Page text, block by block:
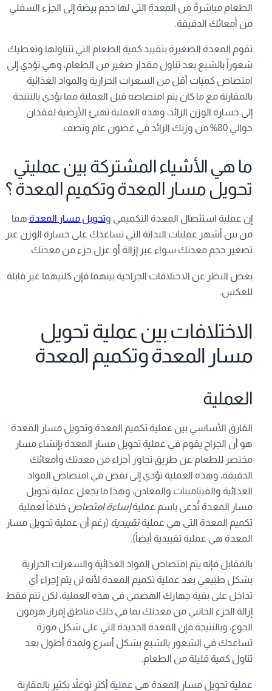
الطعام مباشرةً من المعدة التي لها حجم بيضة إلى الجزء السفلي
من أمعائك الدقيقة.
تقوم المعدة الصغيرة بتقييد كمية الطعام التي تتناولها وتعطيك
شعوراً بالشبع بعد تناول مقدار صغير من الطعام، وهي تؤدي إلى
امتصاص كميات أقل من السعرات الحرارية والمواد الغذائية
بالمقارنة مع ما كان يتم امتصاصه قبل العملية مما يؤدي بالنتيجة
إلى خسارة الوزن الزائد، وهذه العملية تهيئ الأرضية لفقدان
حوالي 80% من وزنك الزائد في غضون عام ونصف.
ما هي الأشياء المشتركة بين عمليتي
تحويل مسار المعدة وتكميم المعدة ؟
إن عملية استئصال المعدة التكميمي وتحويل مسار المعدة هما
من بين أشهر عمليات البدانة التي تساعدك على خسارة الوزن عبر
تصغير حجم معدتك سواء عبر إزالة أو عزل جزء من معدتك.
بغض النظر عن الاختلافات الجراحية بينهما فإن كلتيهما غير قابلة
للعكس.
الاختلافات بين عملية تحويل
مسار المعدة وتكميم المعدة
العملية
الفارق الأساسي بين عملية تكميم المعدة وتحويل مسار المعدة
هو أن الجراح يقوم في عملية تحويل مسار المعدة بإنشاء مسار
مختصر للطعام عن طريق تجاوز أجزاء من معدتك وأمعائك
الدقيقة، وهذه العملية تؤدي إلى نقص في امتصاص المواد
الغذائية والفيتامينات والمعادن، وهذا ما يجعل عملية تحويل
مسار المعدة تُدعى باسم عمليةإساءة امتصاص خلافاً لعملية
تكميم المعدة التي هي عمليةتقييدية (رغم أن عملية تحويل مسار
المعدة هي عملية تقييدية أيضاً).
بالمقابل فإنه يتم امتصاص المواد الغذائية والسعرات الحرارية
بشكل طبيعي بعد عملية تكميم المعدة لأنه لن يتم إجراء أي
تداخل على بقية جهازك الهضمي في هذه العملية، لكن تتم فقط
إزالة الجزء الجانبي من معدتك بما في ذلك مناطق إفراز هرمون
الجوع، وبالنتيجة فإن المعدة الجديدة التي على شكل موزة
تساعدك في الشعور بالشبع بشكل أسرع ولمدة أطول بعد
تناول كمية قليلة من الطعام.
عملية تحويل مسار المعدة هي عملية أكثر توغلاً بكثير بالمقارنة